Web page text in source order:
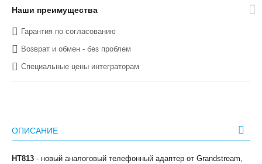
Наши преимущества
Гарантия по согласованию
Возврат и обмен - без проблем
Специальные цены интеграторам
ОПИСАНИЕ
HT813 - новый аналоговый телефонный адаптер от Grandstream,